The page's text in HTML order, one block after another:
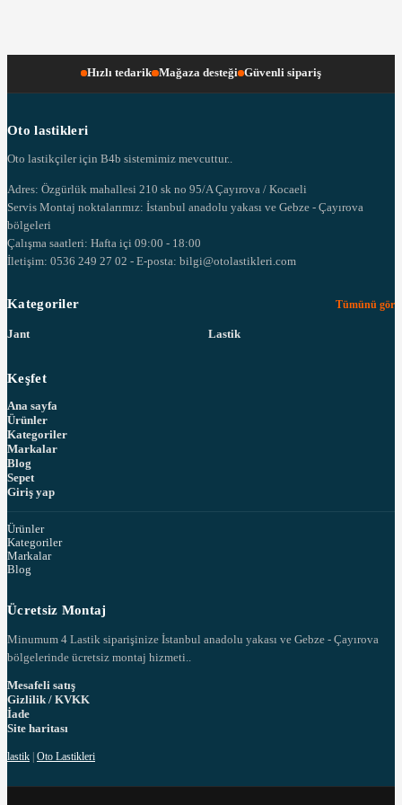
Hızlı tedarik Mağaza desteği Güvenli sipariş
Oto lastikleri
Oto lastikçiler için B4b sistemimiz mevcuttur..
Adres: Özgürlük mahallesi 210 sk no 95/A Çayırova / Kocaeli
Servis Montaj noktalarımız: İstanbul anadolu yakası ve Gebze - Çayırova
bölgeleri
Çalışma saatleri: Hafta içi 09:00 - 18:00
İletişim: 0536 249 27 02 - E-posta: bilgi@otolastikleri.com
Kategoriler Tümünü gör
Jant Lastik
Keşfet
Ana sayfa
Ürünler
Kategoriler
Markalar
Blog
Sepet
Giriş yap
Ürünler
Kategoriler
Markalar
Blog
Ücretsiz Montaj
Minumum 4 Lastik siparişinize İstanbul anadolu yakası ve Gebze - Çayırova
bölgelerinde ücretsiz montaj hizmeti..
Mesafeli satış
Gizlilik / KVKK
İade
Site haritası
lastik Oto Lastikleri